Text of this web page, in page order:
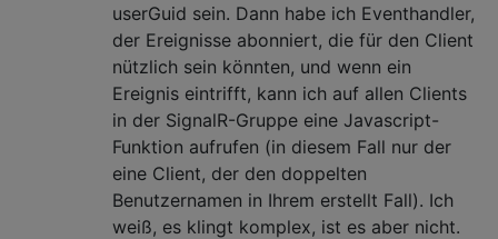
userGuid sein. Dann habe ich Eventhandler,
der Ereignisse abonniert, die für den Client
nützlich sein könnten, und wenn ein
Ereignis eintrifft, kann ich auf allen Clients
in der SignalR-Gruppe eine Javascript-
Funktion aufrufen (in diesem Fall nur der
eine Client, der den doppelten
Benutzernamen in Ihrem erstellt Fall). Ich
weiß, es klingt komplex, ist es aber nicht.